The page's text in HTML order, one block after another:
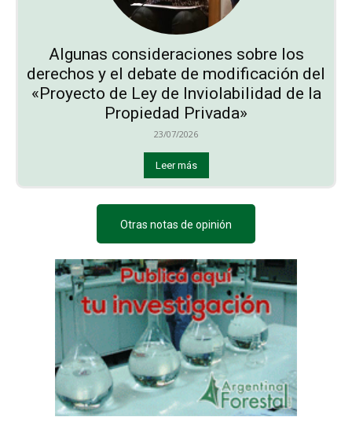
Algunas consideraciones sobre los
derechos y el debate de modificación del
«Proyecto de Ley de Inviolabilidad de la
Propiedad Privada»
23/07/2026
Leer más
Otras notas de opinión